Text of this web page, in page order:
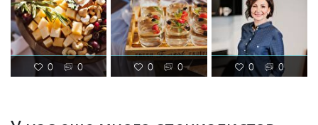
0 0 0 0 0 0